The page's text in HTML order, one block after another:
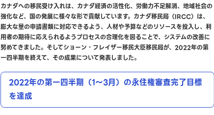
カナダへの移民受け入れは、カナダ経済の活性化、労働力不足解消、地域社会の
強化など、国の発展に様々な形で貢献しています。カナダ移民局（IRCC）は、
膨大な量の申請書類に対応できるよう、人材や予算などのリソースを投入し、利
用者の期待に応えられるようプロセスの合理化を図ることで、システムの改善に
努めてきました。そしてショーン・フレイザー移民大臣移民局が、2022年の第
一四半期を終えて、その成果について発表しました。
2022年の第一四半期（1～3月）の永住権審査完了目標
を達成